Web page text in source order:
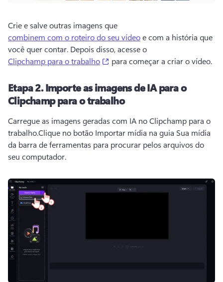
Crie e salve outras imagens que
combinem com o roteiro do seu vídeo e com a história que
você quer contar. Depois disso, acesse o
Clipchamp para o trabalho
(opens in a new tab)
para começar a criar o vídeo.
Etapa 2.Importe as imagens de IA para o
Clipchamp para o trabalho
Carregue as imagens geradas com IA no Clipchamp para o
trabalho.Clique no botão Importar mídia na guia Sua mídia
da barra de ferramentas para procurar pelos arquivos do
seu computador.